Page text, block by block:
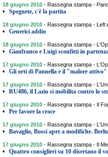
18 giugno 2010 - Rassegna stampa -
• Spegnete, c'è la partita
18 giugno 2010 - Rassegna stampa - Left
• Generici addio
18 giugno 2010 - Rassegna stampa -
• Gianfranco e Luigi sconfitti in
17 giugno 2010 - Rassegna stampa -
• Gli orti di Pannella e il "malore
17 giugno 2010 - Rassegna stampa -
• RU486, il Lazio si mobilita contro lo
17 giugno 2010 - Rassegna stampa - Il
• Per favore la croce
17 giugno 2010 - Rassegna stampa -
• Bavaglio, Bossi apre a modifiche.
17 giugno 2010 - Rassegna stampa - Il
• Quattro consiglieri su 10 disertano il